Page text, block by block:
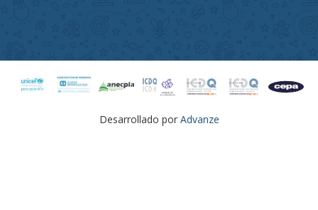
Desarrollado por Advanze